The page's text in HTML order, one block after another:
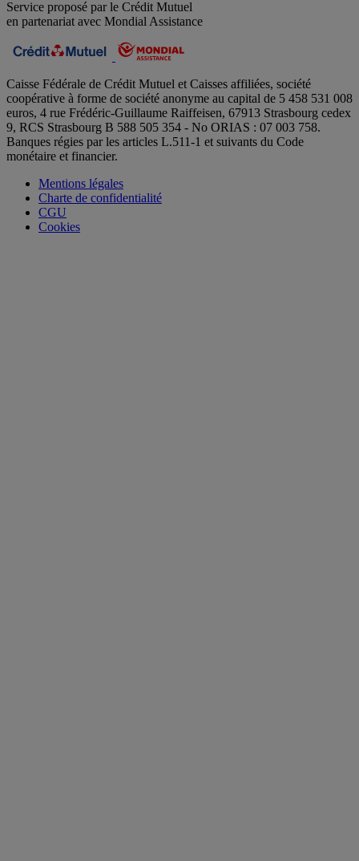
Service proposé par le Crédit Mutuel
en partenariat avec Mondial Assistance
Caisse Fédérale de Crédit Mutuel et Caisses affiliées, société
coopérative à forme de société anonyme au capital de 5 458 531 008
euros, 4 rue Frédéric-Guillaume Raiffeisen, 67913 Strasbourg cedex
9, RCS Strasbourg B 588 505 354 - No ORIAS : 07 003 758.
Banques régies par les articles L.511-1 et suivants du Code
monétaire et financier.
Mentions légales
Charte de confidentialité
CGU
Cookies